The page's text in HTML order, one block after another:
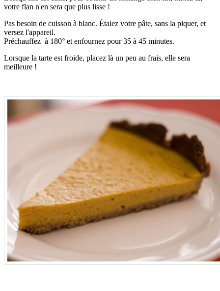
votre flan n'en sera que plus lisse !
Pas besoin de cuisson à blanc. Étalez votre pâte, sans la piquer, et
versez l'appareil.
Préchauffez à 180° et enfournez pour 35 à 45 minutes.
Lorsque la tarte est froide, placez là un peu au frais, elle sera
meilleure !